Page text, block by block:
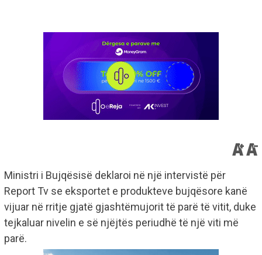
Ministri i Bujqësisë deklaroi në një intervistë për
Report Tv se eksportet e produkteve bujqësore kanë
vijuar në rritje gjatë gjashtëmujorit të parë të vitit, duke
tejkaluar nivelin e së njëjtës periudhë të një viti më
parë.